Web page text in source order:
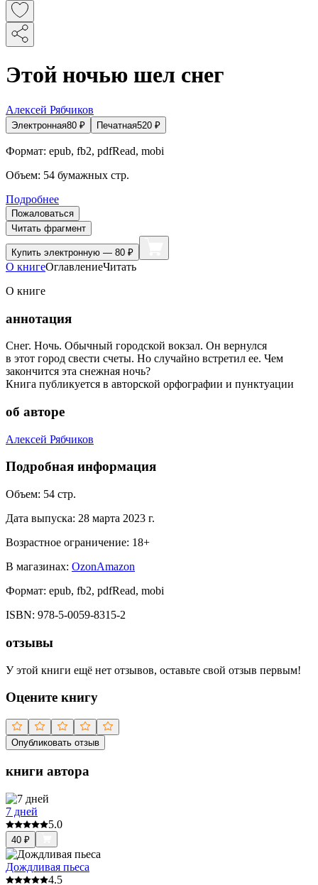
Этой ночью шел снег
Алексей Рябчиков
Электронная80 ₽ Печатная520 ₽
Формат: epub, fb2, pdfRead, mobi
Объем: 54 бумажных стр.
Подробнее
Пожаловаться
Читать фрагмент
Купить электронную — 80 ₽
О книгеОглавлениеЧитать
О книге
аннотация
Снег. Ночь. Обычный городской вокзал. Он вернулся
в этот город свести счеты. Но случайно встретил ее. Чем
закончится эта снежная ночь?
Книга публикуется в авторской орфографии и пунктуации
об авторе
Алексей Рябчиков
Подробная информация
Объем: 54 стр.
Дата выпуска: 28 марта 2023 г.
Возрастное ограничение: 18+
В магазинах: OzonAmazon
Формат: epub, fb2, pdfRead, mobi
ISBN: 978-5-0059-8315-2
отзывы
У этой книги ещё нет отзывов, оставьте свой отзыв первым!
Оцените книгу
Опубликовать отзыв
книги автора
7 дней
5.0
40 ₽
Дождливая пьеса
4.5